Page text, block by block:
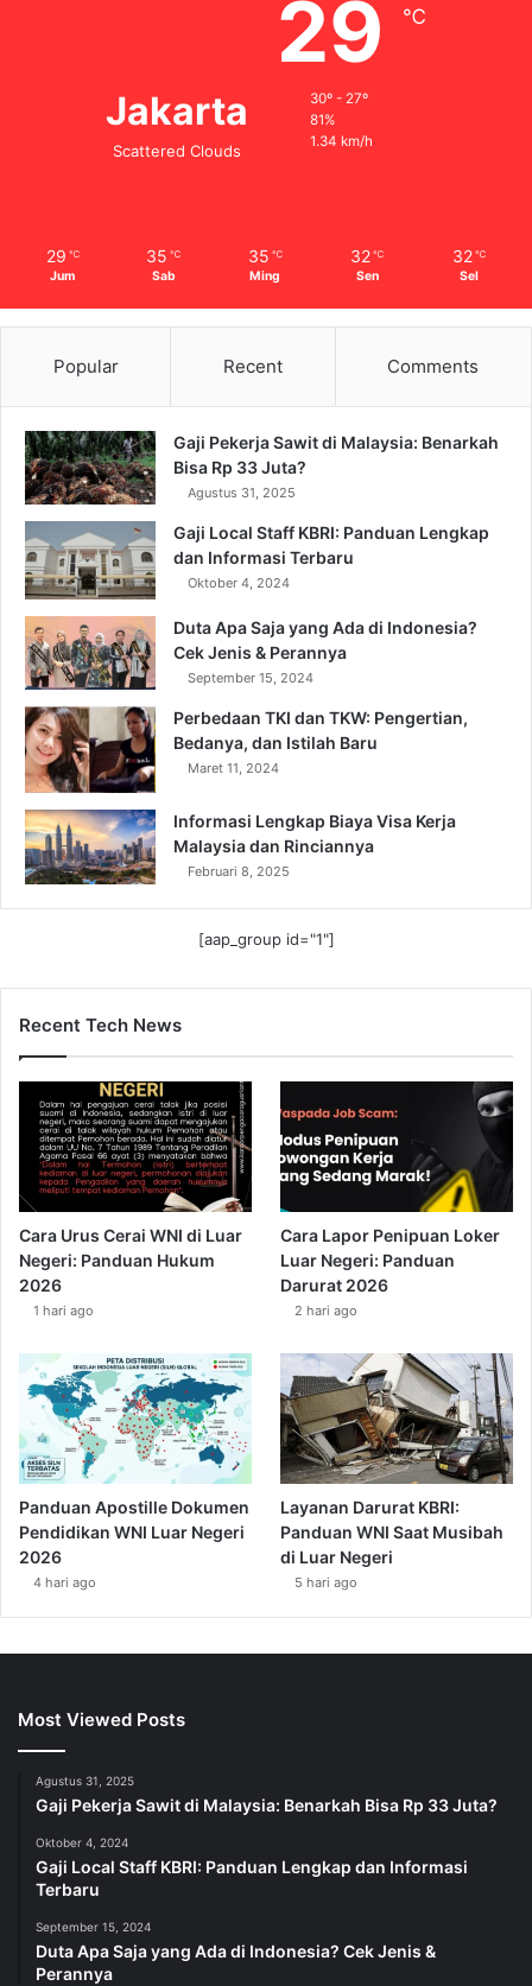
Jakarta
Scattered Clouds
29 ℃
30º - 27º
81%
1.34 km/h
29 ℃
Jum
35 ℃
Sab
35 ℃
Ming
32 ℃
Sen
32 ℃
Sel
Popular Recent Comments
Gaji Pekerja Sawit di Malaysia: Benarkah
Bisa Rp 33 Juta?
Agustus 31, 2025
Gaji Local Staff KBRI: Panduan Lengkap
dan Informasi Terbaru
Oktober 4, 2024
Duta Apa Saja yang Ada di Indonesia?
Cek Jenis & Perannya
September 15, 2024
Perbedaan TKI dan TKW: Pengertian,
Bedanya, dan Istilah Baru
Maret 11, 2024
Informasi Lengkap Biaya Visa Kerja
Malaysia dan Rinciannya
Februari 8, 2025
[aap_group id="1"]
Recent Tech News
Cara Urus Cerai WNI di Luar
Negeri: Panduan Hukum
2026
1 hari ago
Cara Lapor Penipuan Loker
Luar Negeri: Panduan
Darurat 2026
2 hari ago
Panduan Apostille Dokumen
Pendidikan WNI Luar Negeri
2026
4 hari ago
Layanan Darurat KBRI:
Panduan WNI Saat Musibah
di Luar Negeri
5 hari ago
Most Viewed Posts
Agustus 31, 2025
Gaji Pekerja Sawit di Malaysia: Benarkah Bisa Rp 33 Juta?
Oktober 4, 2024
Gaji Local Staff KBRI: Panduan Lengkap dan Informasi
Terbaru
September 15, 2024
Duta Apa Saja yang Ada di Indonesia? Cek Jenis &
Perannya